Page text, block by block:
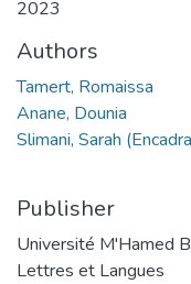
2023
Authors
Tamert, Romaissa
Anane, Dounia
Slimani, Sarah
Publisher
Université M'Hamed
Lettres et Langues